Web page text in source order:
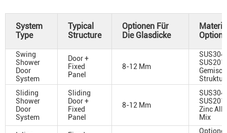
System
Type
Typical
Structure
Optionen Für
Die Glasdicke
Swing
Shower
Door
System
Door +
Fixed
Panel
8-12 Mm
SUS304
SUS201
Struktur
Sliding
Shower
Door
System
Sliding
Door +
Fixed
Panel
8-12 Mm
SUS304
SUS201
Zinc
Mix